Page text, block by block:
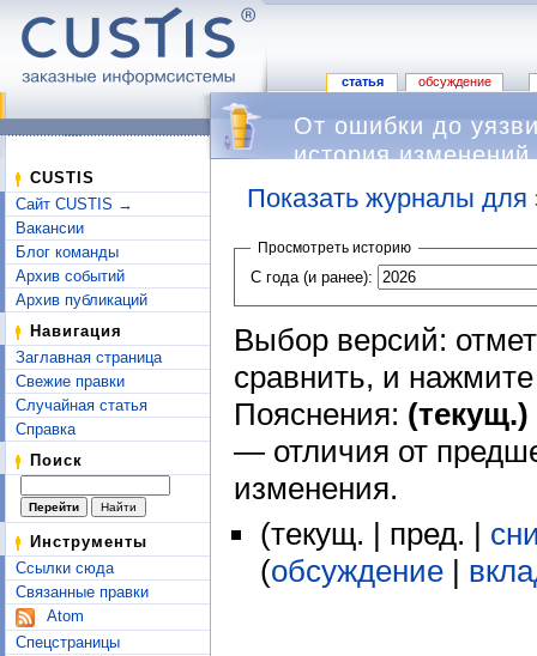
статья обсуждение
CUSTIS
Сайт CUSTIS →
Вакансии
Блог команды
Архив событий
Архив публикаций
Навигация
Заглавная страница
Свежие правки
Случайная статья
Справка
Поиск
Инструменты
Ссылки сюда
Связанные правки
Atom
Спецстраницы
От ошибки до
история изменений
Показать журналы для
Просмотреть историю
С года (и ранее):
Выбор версий:
сравнить, и
Пояснения: (текущ.)
— отличия от
изменения.
(текущ. | пред. |
(обсуждение|